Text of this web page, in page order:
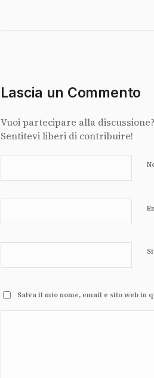
Lascia un Commento
Vuoi partecipare alla discussione?
Sentitevi liberi di contribuire!
Salva il mio nome, email e sito web in